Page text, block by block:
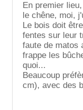
En premier
le chêne, moi,
Le bois doit
fentes sur leur
faute de matos
frappe les
quoi...
Beaucoup
cm), avec des